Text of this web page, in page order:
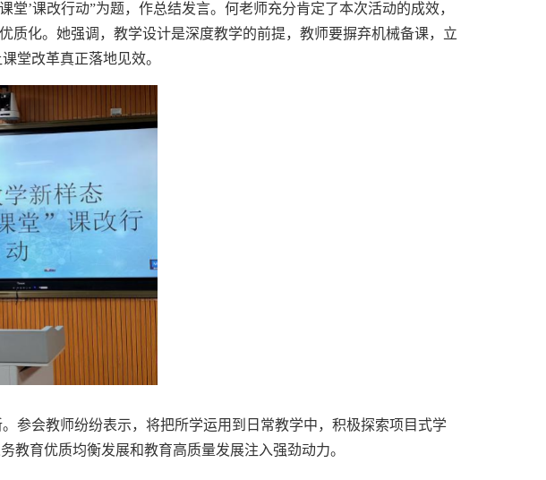
堂’课改行动”为题，作总结发言。何老师充分肯定了本次活动的成效，
质化。她强调，教学设计是深度教学的前提，教师要摒弃机械备课，立
堂改革真正落地见效。
参会教师纷纷表示，将把所学运用到日常教学中，积极探索项目式学
教育优质均衡发展和教育高质量发展注入强劲动力。